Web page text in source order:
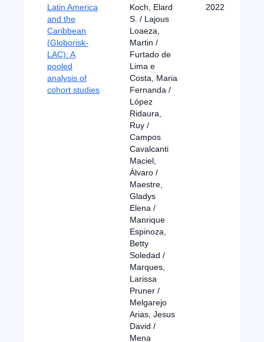
Latin America
and the
Caribbean
(Globorisk-
LAC): A
pooled
analysis of
cohort studies
Koch, Elard
S. / Lajous
Loaeza,
Martin /
Furtado de
Lima e
Costa, Maria
Fernanda /
López
Ridaura,
Ruy /
Campos
Cavalcanti
Maciel,
Álvaro /
Maestre,
Gladys
Elena /
Manrique
Espinoza,
Betty
Soledad /
Marques,
Larissa
Pruner /
Melgarejo
Arias, Jesus
David /
Mena
2022